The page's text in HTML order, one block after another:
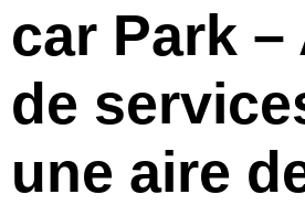
car Park –
de
une aire